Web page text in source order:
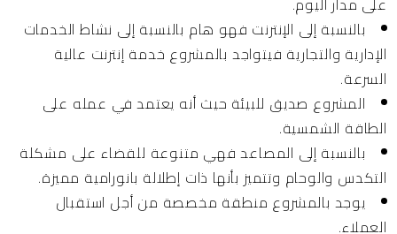
بالنسبة إلى الإنترنت فهو هام بالنسبة إلى نشاط الخدمات
الإدارية والتجارية فيتواجد بالمشروع خدمة إنترنت عالية
السرعة.
المشروع صديق للبيئة حيث أنه يعتمد في عمله على
الطاقة الشمسية.
بالنسبة إلى المصاعد فهي متنوعة للقضاء على مشكلة
التكدس والوحام وتتميز بأنها ذات إطلالة بانورامية مميزة.
يوجد بالمشروع منطقة مخصصة من أجل استقبال
العملاء.